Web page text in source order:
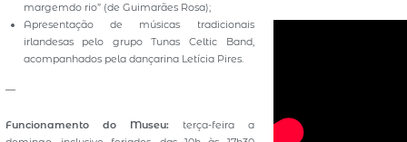
margemdo rio” (de Guimarães Rosa);
Apresentação de músicas tradicionais
irlandesas pelo grupo Tunas Celtic Band,
acompanhados pela dançarina Letícia Pires.
—
Funcionamento do Museu: terça-feira a